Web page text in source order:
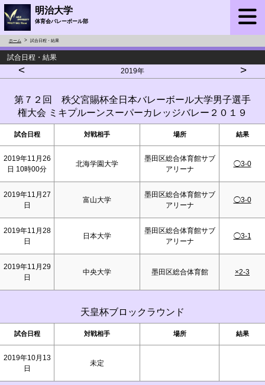
明治大学
体育会バレーボール部
ホーム 試合日程・結果
試合日程・結果
< 2019年 >
第７２回 秩父宮賜杯全日本バレーボール大学男子選手
権大会 ミキプルーンスーパーカレッジバレー２０１９
試合日程 対戦相手 場所 結果
2019年11月26
日 10時00分
北海学園大学
墨田区総合体育館サブ
アリーナ
◯3-0
2019年11月27
日
富山大学
墨田区総合体育館サブ
アリーナ
◯3-0
2019年11月28
日
日本大学
墨田区総合体育館サブ
アリーナ
◯3-1
2019年11月29
日
中央大学 墨田区総合体育館 ×2-3
天皇杯ブロックラウンド
試合日程 対戦相手 場所 結果
2019年10月13
日
未定